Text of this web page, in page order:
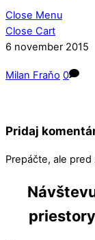
Close Menu
Close Cart
6 november 2015
Milan Fraňo 0
Pridaj
Prepáčte, ale